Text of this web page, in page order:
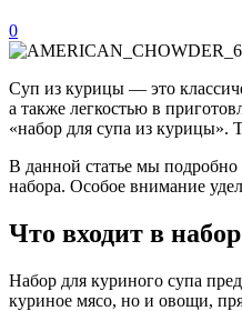
0
Суп из курицы — это
а также легкостью в
«набор для супа из курицы».
В данной статье мы подробно
набора. Особое внимание
Что входит в
Набор для куриного супа
куриное мясо, но и овощи,